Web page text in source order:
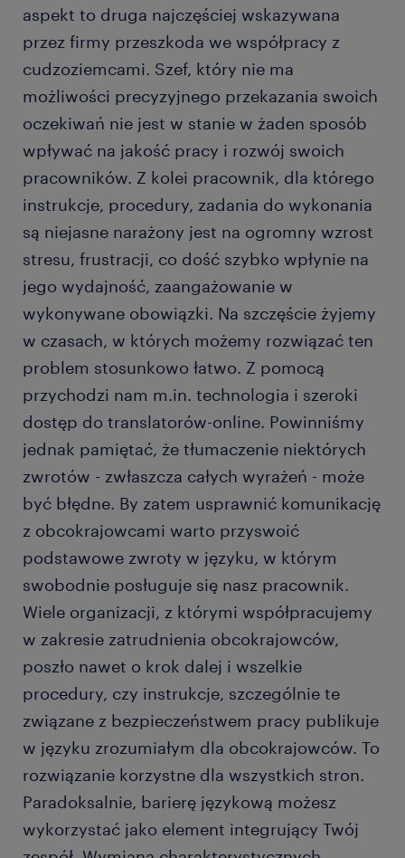
aspekt to druga najczęściej wskazywana
przez firmy przeszkoda we współpracy z
cudzoziemcami. Szef, który nie ma
możliwości precyzyjnego przekazania swoich
oczekiwań nie jest w stanie w żaden sposób
wpływać na jakość pracy i rozwój swoich
pracowników. Z kolei pracownik, dla którego
instrukcje, procedury, zadania do wykonania
są niejasne narażony jest na ogromny wzrost
stresu, frustracji, co dość szybko wpłynie na
jego wydajność, zaangażowanie w
wykonywane obowiązki. Na szczęście żyjemy
w czasach, w których możemy rozwiązać ten
problem stosunkowo łatwo. Z pomocą
przychodzi nam m.in. technologia i szeroki
dostęp do translatorów-online. Powinniśmy
jednak pamiętać, że tłumaczenie niektórych
zwrotów - zwłaszcza całych wyrażeń - może
być błędne. By zatem usprawnić komunikację
z obcokrajowcami warto przyswoić
podstawowe zwroty w języku, w którym
swobodnie posługuje się nasz pracownik.
Wiele organizacji, z którymi współpracujemy
w zakresie zatrudnienia obcokrajowców,
poszło nawet o krok dalej i wszelkie
procedury, czy instrukcje, szczególnie te
związane z bezpieczeństwem pracy publikuje
w języku zrozumiałym dla obcokrajowców. To
rozwiązanie korzystne dla wszystkich stron.
Paradoksalnie, barierę językową możesz
wykorzystać jako element integrujący Twój